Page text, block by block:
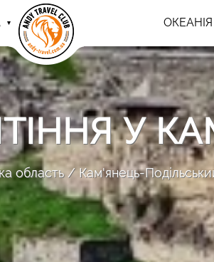
ОКЕАНІЯ
У
область Кам'янець-